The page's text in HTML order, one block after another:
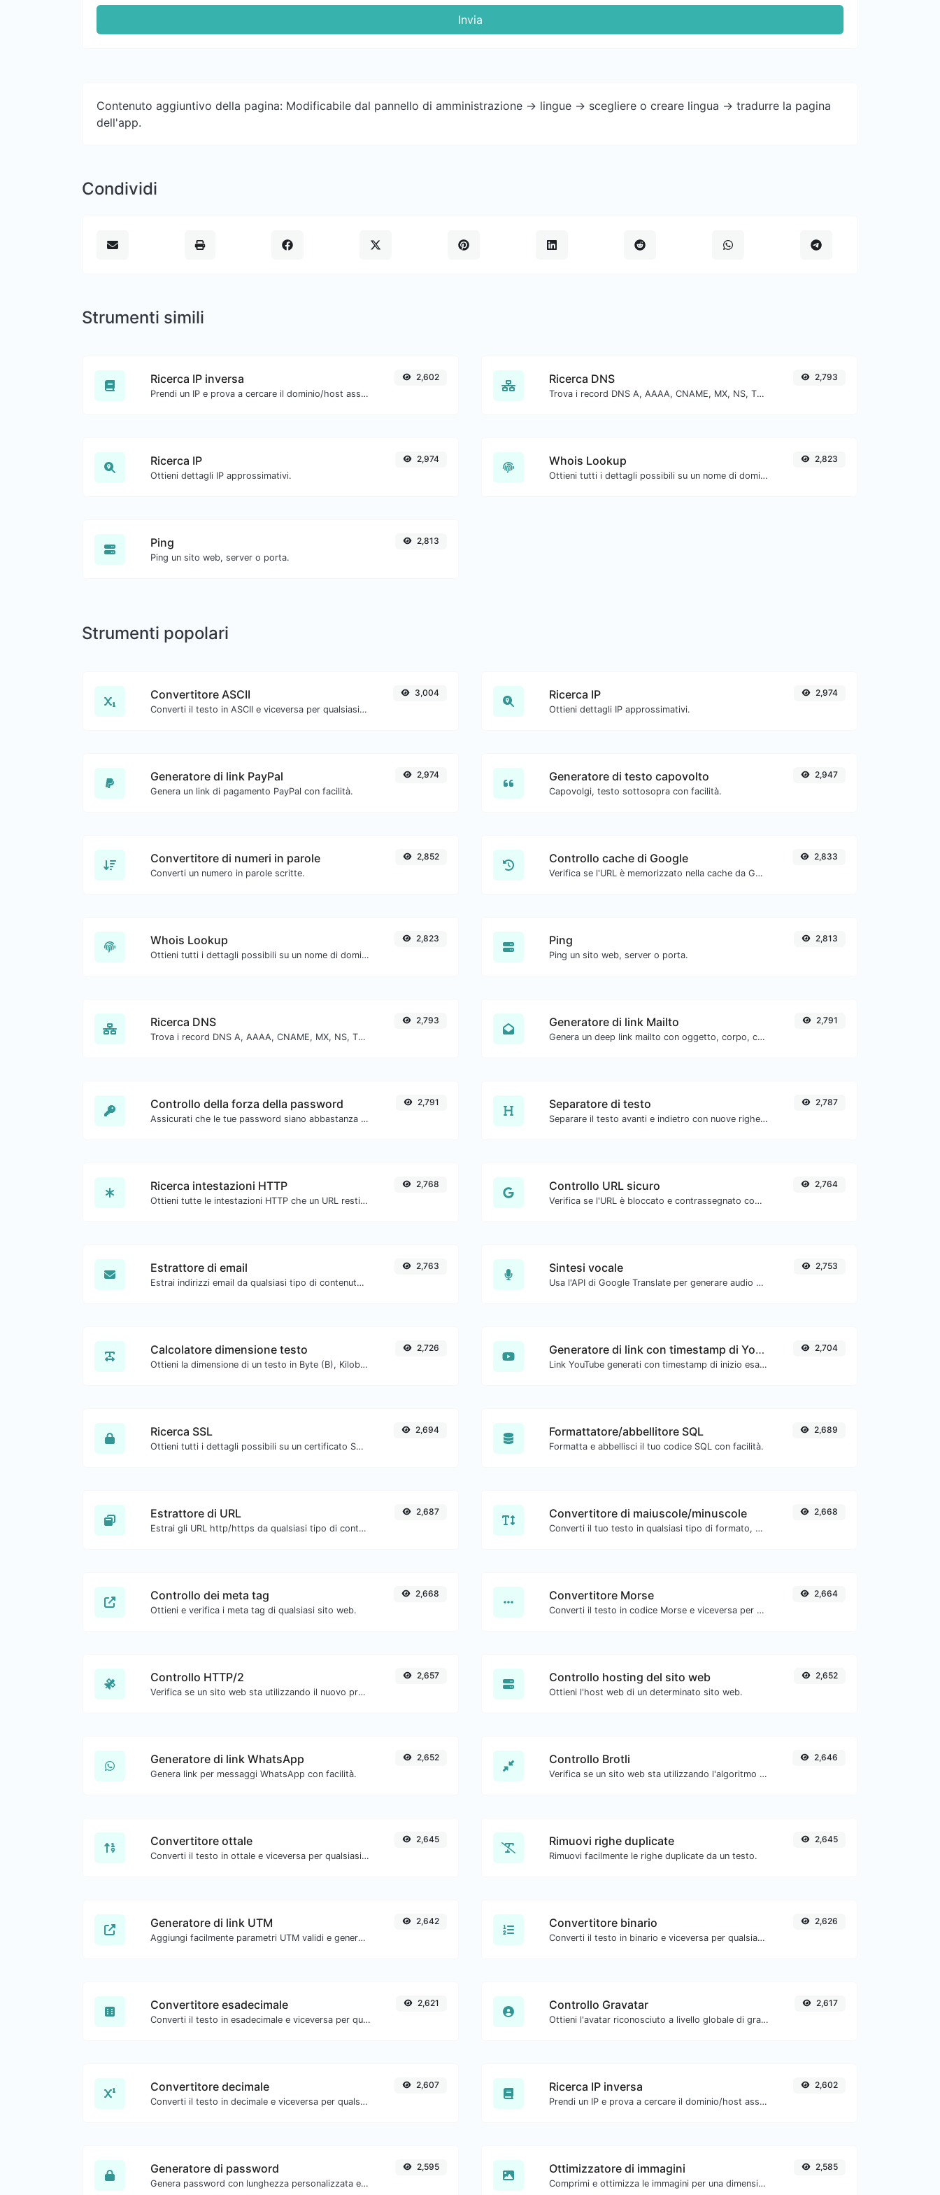
Invia
Contenuto aggiuntivo della pagina: Modificabile dal pannello di amministrazione -> lingue -> scegliere o creare lingua -> tradurre la pagina
dell'app.
Condividi
Strumenti simili
Ricerca IP inversa
Prendi un IP e prova a cercare il dominio/host associato.
2,602 Ricerca DNS
Trova i record DNS A, AAAA, CNAME, MX, NS, TXT, SOA di un host.
2,793
Ricerca IP
Ottieni dettagli IP approssimativi.
2,974 Whois Lookup
Ottieni tutti i dettagli possibili su un nome di dominio.
2,823
Ping
Ping un sito web, server o porta.
2,813
Strumenti popolari
Convertitore ASCII
Converti il testo in ASCII e viceversa per qualsiasi input di stringa.
3,004 Ricerca IP
Ottieni dettagli IP approssimativi.
2,974
Generatore di link PayPal
Genera un link di pagamento PayPal con facilità.
2,974 Generatore di testo capovolto
Capovolgi, testo sottosopra con facilità.
2,947
Convertitore di numeri in parole
Converti un numero in parole scritte.
2,852 Controllo cache di Google
Verifica se l'URL è memorizzato nella cache da Google.
2,833
Whois Lookup
Ottieni tutti i dettagli possibili su un nome di dominio.
2,823 Ping
Ping un sito web, server o porta.
2,813
Ricerca DNS
Trova i record DNS A, AAAA, CNAME, MX, NS, TXT, SOA di un host.
2,793 Generatore di link Mailto
Genera un deep link mailto con oggetto, corpo, cc, bcc e ottieni anche il codice HTML.
2,791
Controllo della forza della password
Assicurati che le tue password siano abbastanza sicure.
2,791 Separatore di testo
Separare il testo avanti e indietro con nuove righe, virgole, punti... ecc.
2,787
Ricerca intestazioni HTTP
Ottieni tutte le intestazioni HTTP che un URL restituisce per una tipica richiesta GET.
2,768 Controllo URL sicuro
Verifica se l'URL è bloccato e contrassegnato come sicuro/non sicuro da Google.
2,764
Estrattore di email
Estrai indirizzi email da qualsiasi tipo di contenuto testuale.
2,763 Sintesi vocale
Usa l'API di Google Translate per generare audio di sintesi vocale.
2,753
Calcolatore dimensione testo
Ottieni la dimensione di un testo in Byte (B), Kilobyte (KB) o Megabyte (MB).
2,726 Generatore di link con timestamp di YouTube
Link YouTube generati con timestamp di inizio esatto, utili per gli utenti mobili.
2,704
Ricerca SSL
Ottieni tutti i dettagli possibili su un certificato SSL.
2,694 Formattatore/abbellitore SQL
Formatta e abbellisci il tuo codice SQL con facilità.
2,689
Estrattore di URL
Estrai gli URL http/https da qualsiasi tipo di contenuto testuale.
2,687 Convertitore di maiuscole/minuscole
Converti il tuo testo in qualsiasi tipo di formato, come minuscolo, MAIUSCOLO, camelCase...etc.
2,668
Controllo dei meta tag
Ottieni e verifica i meta tag di qualsiasi sito web.
2,668 Convertitore Morse
Converti il testo in codice Morse e viceversa per qualsiasi stringa di input.
2,664
Controllo HTTP/2
Verifica se un sito web sta utilizzando il nuovo protocollo HTTP/2.
2,657 Controllo hosting del sito web
Ottieni l'host web di un determinato sito web.
2,652
Generatore di link WhatsApp
Genera link per messaggi WhatsApp con facilità.
2,652 Controllo Brotli
Verifica se un sito web sta utilizzando l'algoritmo di compressione Brotli.
2,646
Convertitore ottale
Converti il testo in ottale e viceversa per qualsiasi input di stringa.
2,645 Rimuovi righe duplicate
Rimuovi facilmente le righe duplicate da un testo.
2,645
Generatore di link UTM
Aggiungi facilmente parametri UTM validi e genera un link tracciabile UTM.
2,642 Convertitore binario
Converti il testo in binario e viceversa per qualsiasi input di stringa.
2,626
Convertitore esadecimale
Converti il testo in esadecimale e viceversa per qualsiasi input di stringa.
2,621 Controllo Gravatar
Ottieni l'avatar riconosciuto a livello globale di gravatar.com per qualsiasi email.
2,617
Convertitore decimale
Converti il testo in decimale e viceversa per qualsiasi input di stringa.
2,607 Ricerca IP inversa
Prendi un IP e prova a cercare il dominio/host associato.
2,602
Generatore di password
Genera password con lunghezza personalizzata e impostazioni personalizzate.
2,595 Ottimizzatore di immagini
Comprimi e ottimizza le immagini per una dimensione più piccola ma mantenendo alta qualità.
2,585